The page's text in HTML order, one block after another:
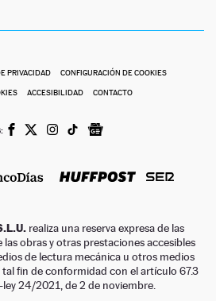
PRIVACIDAD CONFIGURACIÓN DE COOKIES
ACCESIBILIDAD CONTACTO
realiza una reserva expresa de las
obras y otras prestaciones accesibles
de lectura mecánica u otros medios
fin de conformidad con el artículo 67.3
24/2021, de 2 de noviembre.